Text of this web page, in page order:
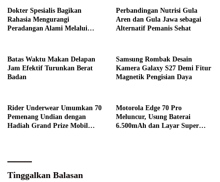
Dokter Spesialis Bagikan
Rahasia Mengurangi
Peradangan Alami Melalui
Perbandingan Nutrisi Gula
Aren dan Gula Jawa sebagai
Alternatif Pemanis Sehat
Batas Waktu Makan Delapan
Jam Efektif Turunkan Berat
Badan
Samsung Rombak Desain
Kamera Galaxy S27 Demi Fitur
Magnetik Pengisian Daya
Rider Underwear Umumkan 70
Pemenang Undian dengan
Hadiah Grand Prize Mobil
Motorola Edge 70 Pro
Meluncur, Usung Baterai
6.500mAh dan Layar Super
Tinggalkan Balasan